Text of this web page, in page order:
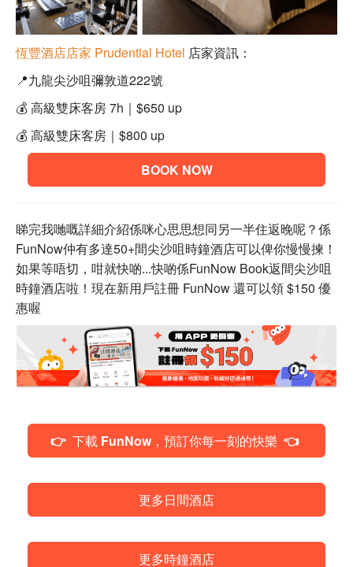
恆豐酒店店家 Prudential Hotel 店家資訊：
📍九龍尖沙咀彌敦道222號
💰高級雙床客房 7h｜ $650 up
💰 高級雙床客房｜ $800 up
BOOK NOW
睇完我哋嘅詳細介紹係咪心思思想同另一半住返晚呢？係
FunNow仲有多達50+間尖沙咀時鐘酒店可以俾你慢慢揀！
如果等唔切，咁就快啲...快啲係FunNow Book返間尖沙咀
時鐘酒店啦！ 現在新用戶註冊 FunNow 還可以領 $150 優
惠喔
👉 下載 FunNow，預訂你每一刻的快樂 👈
更多日間酒店
更多時鐘酒店